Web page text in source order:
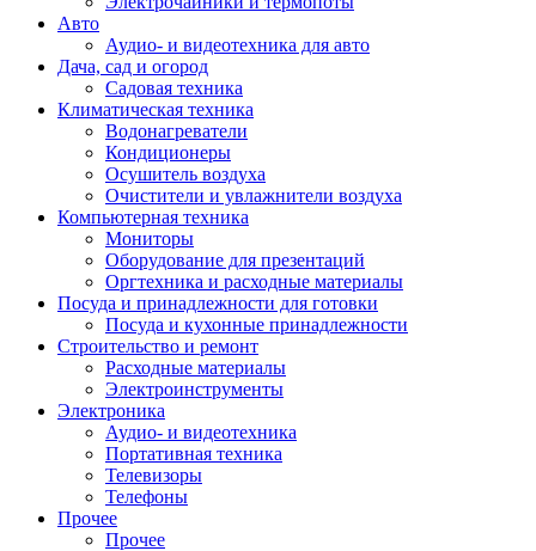
Авто
Аудио- и видеотехника для авто
Дача, сад и огород
Садовая техника
Климатическая техника
Водонагреватели
Кондиционеры
Осушитель воздуха
Очистители и увлажнители воздуха
Компьютерная техника
Мониторы
Оборудование для презентаций
Оргтехника и расходные материалы
Посуда и принадлежности для готовки
Посуда и кухонные принадлежности
Строительство и ремонт
Расходные материалы
Электроинструменты
Электроника
Аудио- и видеотехника
Портативная техника
Телевизоры
Телефоны
Прочее
Прочее